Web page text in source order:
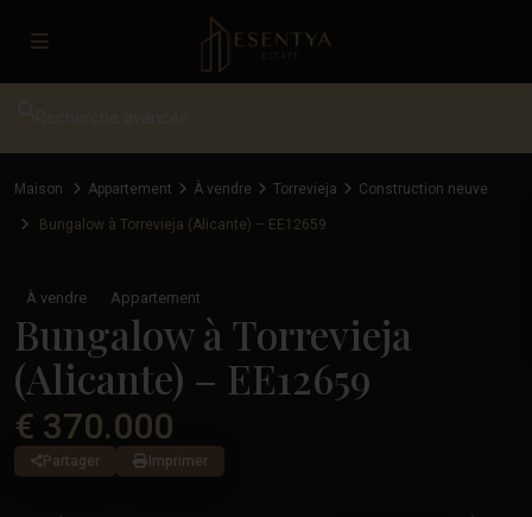
Maison Appartement À vendre Torrevieja Construction neuve
Bungalow à Torrevieja (Alicante) – EE12659
À vendre Appartement
Bungalow à Torrevieja
(Alicante) – EE12659
€ 370.000
Partager Imprimer